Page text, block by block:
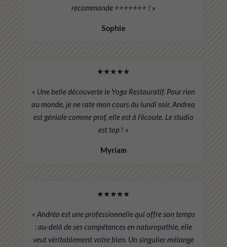
recommande +++++++ ! »
Sophie
★★★★★
« Une belle découverte le Yoga Restauratif. Pour rien
au monde, je ne rate mon cours du lundi soir. Andrea
est géniale comme prof, elle est à l’écoute. Le studio
est top ! »
Myriam
★★★★★
« Andréa est une professionnelle qui offre son temps
: au-delà de ses compétences en naturopathie, elle
veut véritablement votre bien. Un singulier mélange